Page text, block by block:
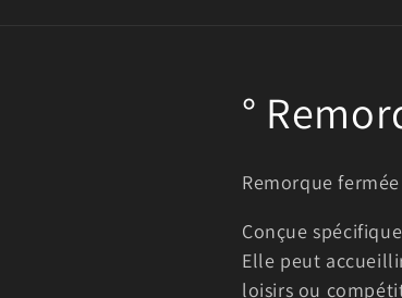
C
o
l
l
°
Remorque
Conçue
Elle peut
loisirs ou